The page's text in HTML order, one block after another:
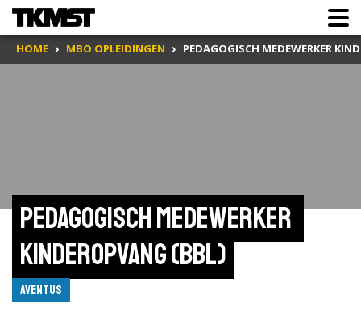
HOME MBO OPLEIDINGEN PEDAGOGISCH MEDEWERKER
Pedagogisch medewerker
kinderopvang (BBL)
Aventus